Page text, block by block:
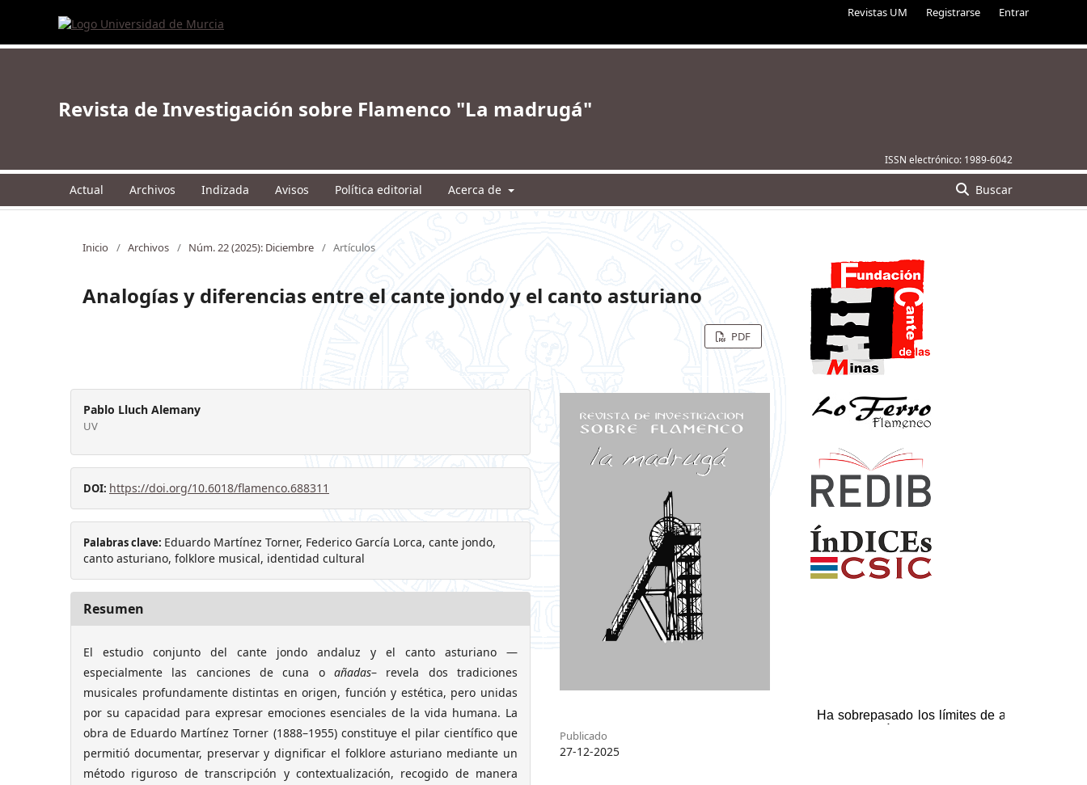
Revistas UM Registrarse Entrar
ISSN electrónico: 1989-6042
Revista de Investigación sobre Flamenco "La madrugá"
Actual Archivos Indizada Avisos Política editorial Acerca de Buscar
Inicio / Archivos / Núm. 22 (2025): Diciembre / Artículos
Analogías y diferencias entre el cante jondo y el canto asturiano
PDF
Pablo Lluch Alemany
UV
DOI: https://doi.org/10.6018/flamenco.688311
Palabras clave: Eduardo Martínez Torner, Federico García Lorca, cante jondo,
canto asturiano, folklore musical, identidad cultural
Resumen
El estudio conjunto del cante jondo andaluz y el canto asturiano —
especialmente las canciones de cuna o añadas– revela dos tradiciones
musicales profundamente distintas en origen, función y estética, pero unidas
por su capacidad para expresar emociones esenciales de la vida humana. La
obra de Eduardo Martínez Torner (1888–1955) constituye el pilar científico que
permitió documentar, preservar y dignificar el folklore asturiano mediante un
método riguroso de transcripción y contextualización, recogido de manera
Publicado
27-12-2025